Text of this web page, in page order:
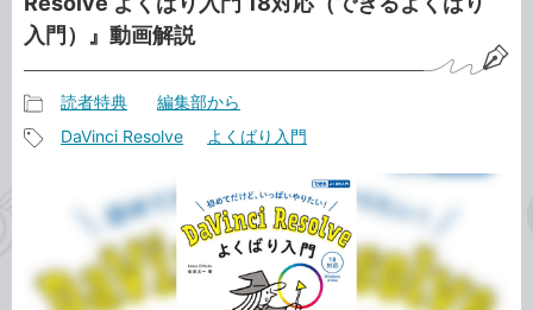
入門）』動画解説
事
リ
読者特典 編集部から
DaVinci Resolve よくばり入門